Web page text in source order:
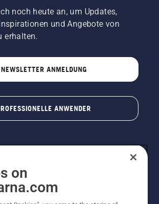
noch heute an, um Updates,
und Angebote von
erhalten.
NEWSLETTER ANMELDUNG
ANWENDER
on